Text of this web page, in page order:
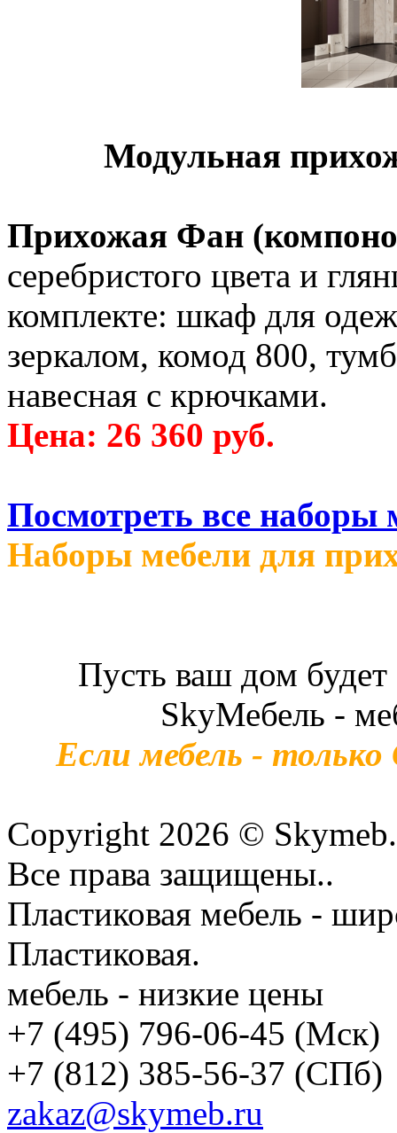
Модульная
Прихожая Фан
серебристого цвета и
комплекте: шкаф для
зеркалом, комод 800,
навесная с крючками.
Цена: 26 360 руб.
Посмотреть все наборы
Наборы мебели для
Пусть ваш дом
SkyМебель -
Если мебель -
Copyright 2026 ©
Все права защищены..
Пластиковая мебель -
Пластиковая.
мебель - низкие цены
+7 (495) 796-06-45 (Мск)
+7 (812) 385-56-37 (СПб)
zakaz@skymeb.ru